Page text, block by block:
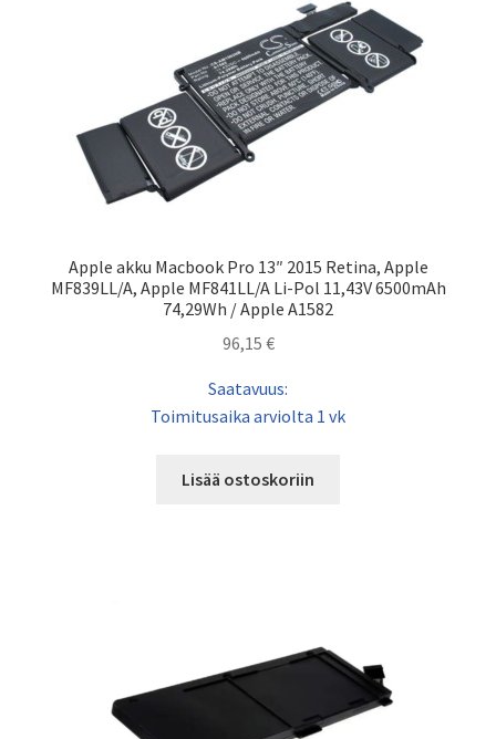
Apple akku Macbook Pro 13″ 2015 Retina, Apple
MF839LL/A, Apple MF841LL/A Li-Pol 11,43V 6500mAh
74,29Wh / Apple A1582
96,15 €
Saatavuus:
Toimitusaika arviolta 1 vk
Lisää ostoskoriin